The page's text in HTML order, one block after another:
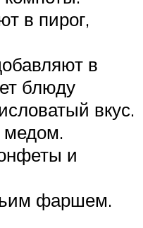
в пирог,
в
блюду
вкус.
медом.
и
фаршем.